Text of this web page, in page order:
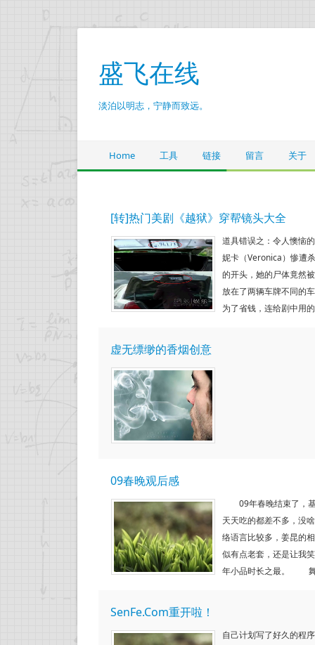
盛飞在线
淡泊以明志，宁静而致远。
Home 工具 链接 留言 关于
[转]热门美剧《越狱》穿帮镜头大全
道具错误之：令人懊恼
妮卡（Veronica）惨遭
的开头，她的尸体竟然
放在了两辆车牌不同的
为了省钱，连给剧中用
虚无缥缈的香烟创意
09春晚观后感
09年春晚结束了，基
天天吃的都差不多，
络语言比较多，姜昆的
似有点老套，还是让我
年小品时长之最。 舞
SenFe.Com重开啦！
自己计划写了好久的程